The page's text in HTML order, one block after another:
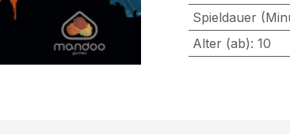
Spieldauer
Alter (ab): 10